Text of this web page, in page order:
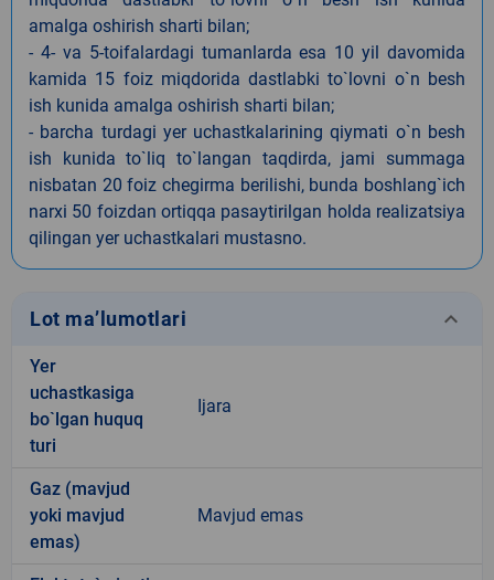
amalga oshirish sharti bilan;
- 4- va 5-toifalardagi tumanlarda esa 10 yil davomida
kamida 15 foiz miqdorida dastlabki to`lovni o`n besh
ish kunida amalga oshirish sharti bilan;
- barcha turdagi yer uchastkalarining qiymati o`n besh
ish kunida to`liq to`langan taqdirda, jami summaga
nisbatan 20 foiz chegirma berilishi, bunda boshlang`ich
narxi 50 foizdan ortiqqa pasaytirilgan holda realizatsiya
qilingan yer uchastkalari mustasno.
Lot ma’lumotlari keyboard_arrow_down
Yer
uchastkasiga
bo`lgan huquq
turi
Ijara
Gaz (mavjud
yoki mavjud
emas)
Mavjud emas